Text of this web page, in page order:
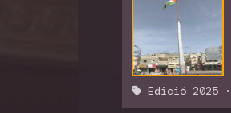
Edició 2025 ·